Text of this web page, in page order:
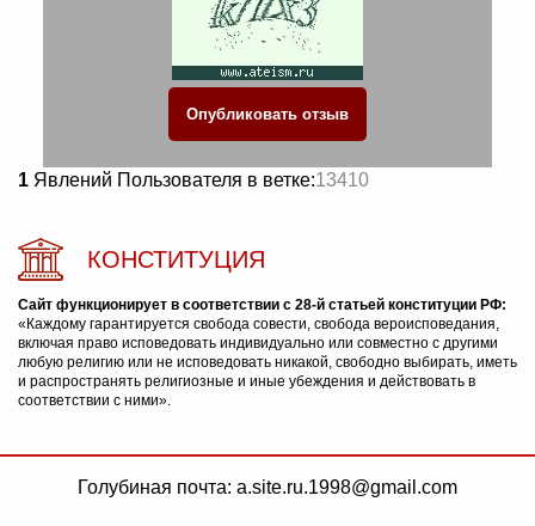
1 Явлений Пользователя в ветке:13410
КОНСТИТУЦИЯ
Сайт функционирует в соответствии с 28-й статьей конституции РФ:
«Каждому гарантируется свобода совести, свобода вероисповедания,
включая право исповедовать индивидуально или совместно с другими
любую религию или не исповедовать никакой, свободно выбирать, иметь
и распространять религиозные и иные убеждения и действовать в
соответствии с ними».
Голубиная почта: a.site.ru.1998@gmail.com